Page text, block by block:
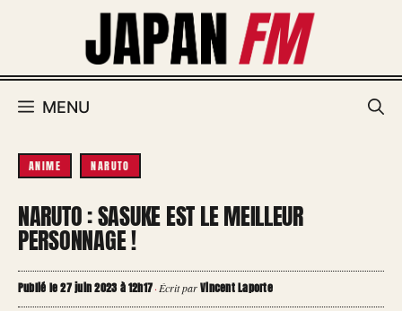
MENU
ANIME NARUTO
NARUTO : SASUKE EST LE MEILLEUR
PERSONNAGE !
Publié le 27 juin 2023 à 12h17·Écrit parVincent Laporte